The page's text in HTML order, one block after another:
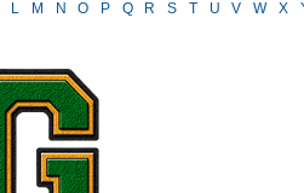
L M N O P Q R S T U V W X